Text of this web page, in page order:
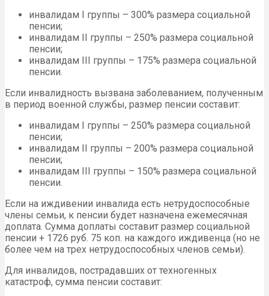
инвалидам I группы – 300% размера социальной
пенсии;
инвалидам II группы – 250% размера социальной
пенсии;
инвалидам III группы – 175% размера социальной
пенсии.
Если инвалидность вызвана заболеванием, полученным
в период военной службы, размер пенсии составит:
инвалидам I группы – 250% размера социальной
пенсии;
инвалидам II группы – 200% размера социальной
пенсии;
инвалидам III группы – 150% размера социальной
пенсии.
Если на иждивении инвалида есть нетрудоспособные
члены семьи, к пенсии будет назначена ежемесячная
доплата. Сумма доплаты составит размер социальной
пенсии + 1726 руб. 75 коп. на каждого иждивенца (но не
более чем на трех нетрудоспособных членов семьи).
Для инвалидов, пострадавших от техногенных
катастроф, сумма пенсии составит: